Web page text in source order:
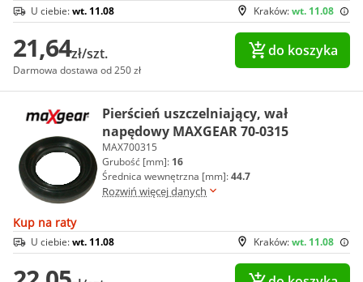
Kraków:wt. 11.08
U ciebie:wt. 11.08
21,64zł/szt.
Darmowa dostawa od 250 zł
do koszyka
Pierścień uszczelniający, wał
napędowy MAXGEAR 70-0315
MAX700315
Grubość [mm]: 16
Średnica wewnętrzna [mm]:44.7
Rozwiń więcej danych
Kup na raty
Kraków:wt. 11.08
U ciebie:wt. 11.08